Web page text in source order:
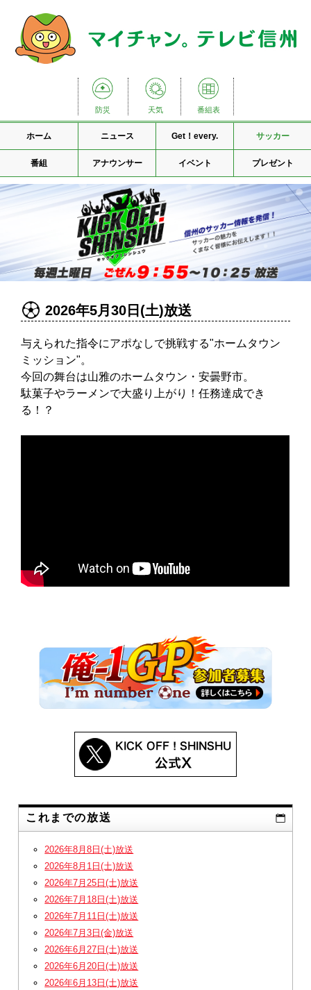
防災 天気 番組表
ホーム ニュース Get！every. サッカー
番組 アナウンサー イベント プレゼント
2026年5月30日(土)放送
与えられた指令にアポなしで挑戦する"ホームタウン
ミッション"。
今回の舞台は山雅のホームタウン・安曇野市。
駄菓子やラーメンで大盛り上がり！任務達成でき
る！？
これまでの放送
2026年8月8日(土)放送
2026年8月1日(土)放送
2026年7月25日(土)放送
2026年7月18日(土)放送
2026年7月11日(土)放送
2026年7月3日(金)放送
2026年6月27日(土)放送
2026年6月20日(土)放送
2026年6月13日(土)放送